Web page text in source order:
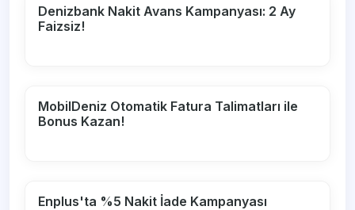
Denizbank Nakit Avans Kampanyası: 2 Ay
Faizsiz!
MobilDeniz Otomatik Fatura Talimatları ile
Bonus Kazan!
Enplus'ta %5 Nakit İade Kampanyası